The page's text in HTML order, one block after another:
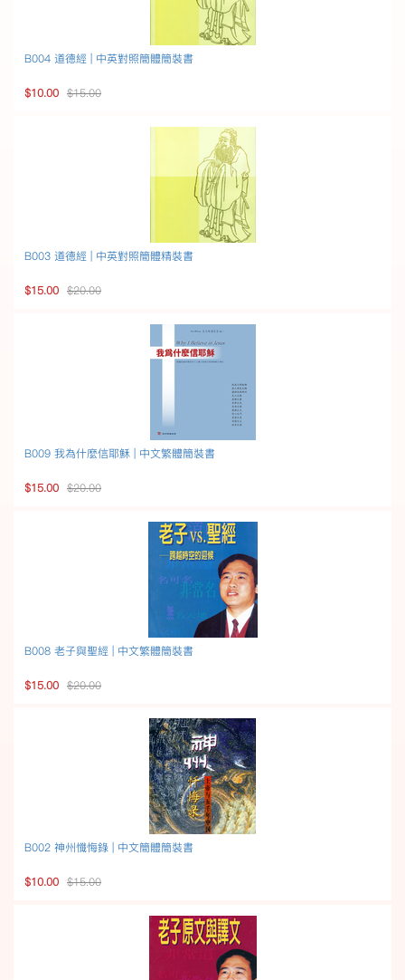
B004 道德經 | 中英對照簡體簡裝書
$10.00 $15.00
B003 道德經 | 中英對照簡體精裝書
$15.00 $20.00
B009 我為什麼信耶穌 | 中文繁體簡裝書
$15.00 $20.00
B008 老子與聖經 | 中文繁體簡裝書
$15.00 $20.00
B002 神州懺悔錄 | 中文簡體簡裝書
$10.00 $15.00